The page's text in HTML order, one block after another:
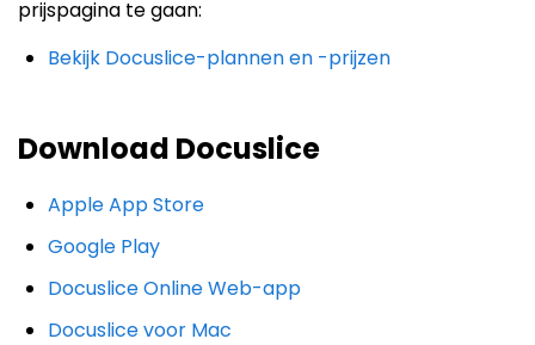
prijspagina te gaan:
Bekijk Docuslice-plannen en -prijzen
Download Docuslice
Apple App Store
Google Play
Docuslice Online Web-app
Docuslice voor Mac